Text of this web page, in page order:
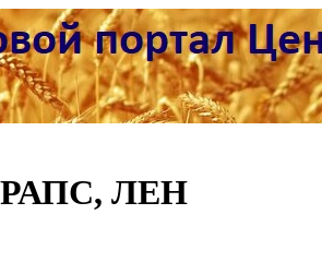
РАПС, ЛЕН